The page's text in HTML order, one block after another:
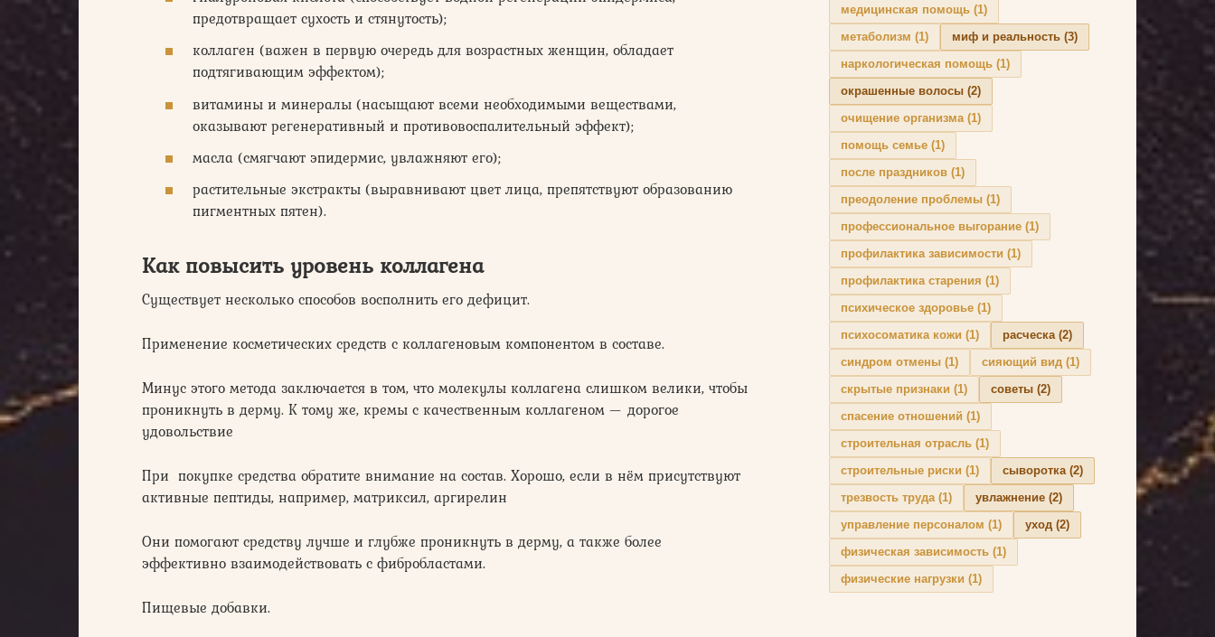
предотвращает сухость и стянутость);
коллаген (важен в первую очередь для возрастных женщин, обладает
подтягивающим эффектом);
витамины и минералы (насыщают всеми необходимыми веществами,
оказывают регенеративный и противовоспалительный эффект);
масла (смягчают эпидермис, увлажняют его);
растительные экстракты (выравнивают цвет лица, препятствуют образованию
пигментных пятен).
Как повысить уровень коллагена
Существует несколько способов восполнить его дефицит.
Применение косметических средств с коллагеновым компонентом в составе.
Минус этого метода заключается в том, что молекулы коллагена слишком велики, чтобы
проникнуть в дерму. К тому же, кремы с качественным коллагеном — дорогое
удовольствие
При покупке средства обратите внимание на состав. Хорошо, если в нём присутствуют
активные пептиды, например, матриксил, аргирелин
Они помогают средству лучше и глубже проникнуть в дерму, а также более
эффективно взаимодействовать с фибробластами.
Пищевые добавки.
медицинская помощь (1)
метаболизм (1) миф и реальность (3)
наркологическая помощь (1)
окрашенные волосы (2)
очищение организма(1)
помощь семье (1)
после праздников (1)
преодоление проблемы (1)
профессиональное выгорание (1)
профилактика зависимости (1)
профилактика старения (1)
психическое здоровье (1)
психосоматика кожи (1) расческа(2)
синдром отмены (1) сияющий вид (1)
скрытые признаки (1) советы (2)
спасение отношений (1)
строительная отрасль (1)
строительные риски (1) сыворотка(2)
трезвость труда(1) увлажнение (2)
управление персоналом (1) уход (2)
физическая зависимость (1)
физические нагрузки (1)